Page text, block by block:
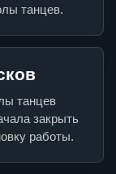
танцев.
танцев
закрыть
работы.